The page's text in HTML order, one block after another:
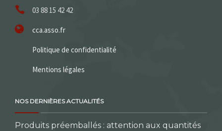
03 88 15 42 42
cca.asso.fr
Politique de confidentialité
Mentions légales
NOS DERNIÈRES ACTUALITÉS
Produits préemballés : attention aux quantités